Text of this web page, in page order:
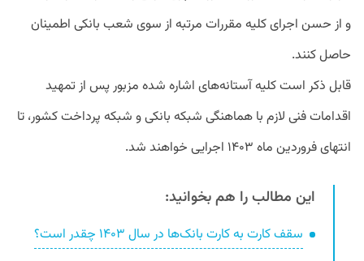
و از حسن اجرای کلیه مقررات مرتبه از سوی شعب بانکی اطمینان
حاصل کنند.
قابل ذکر است کلیه آستانه‌های اشاره شده مزبور پس از تمهید
اقدامات فنی لازم با هماهنگی شبکه بانکی و شبکه پرداخت کشور، تا
انتهای فروردین ماه ۱۴۰۳ اجرایی خواهند شد.
این مطالب را هم بخوانید:
سقف کارت به کارت بانک‌ها در سال ۱۴۰۳ چقدر است؟